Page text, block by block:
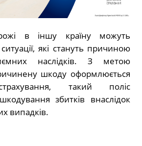
в іншу країну можуть
які стануть причиною
наслідків. З метою
шкоду оформлюється
такий поліс
збитків внаслідок
випадків.